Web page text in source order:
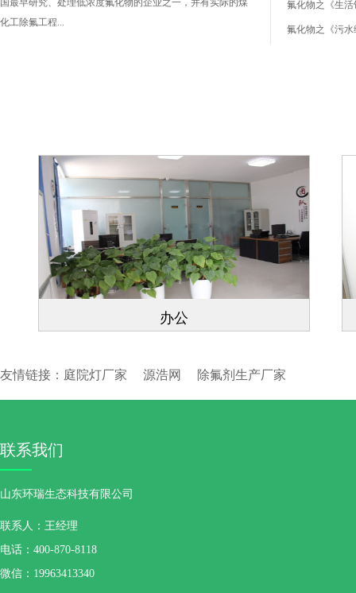
化工除氟工程...
氟化物之《生活
氟化物之《污水
办公
友情链接： 庭院灯厂家 源浩网 除氟剂生产厂家
联系我们
山东环瑞生态科技有限公司
联系人：王经理
电话：400-870-8118
微信：19963413340